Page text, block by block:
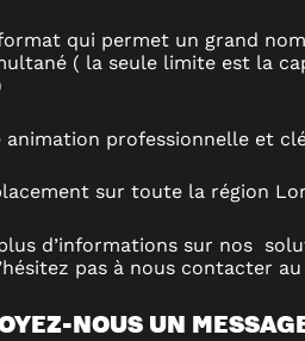
qui permet un grand
( la seule limite est la
animation professionnelle et
sur toute la région
d’informations sur nos
pas à nous contacter au
NOUS UN